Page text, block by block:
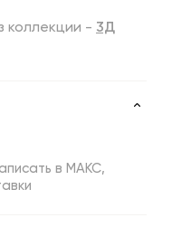
коллекции - 3Д
в МАКС,